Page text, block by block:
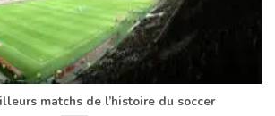
matchs de l’histoire du soccer